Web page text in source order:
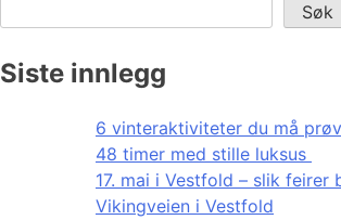
Søk
Siste innlegg
6 vinteraktiviteter du må
48 timer med stille luksus
17. mai i Vestfold – slik feirer
Vikingveien i Vestfold